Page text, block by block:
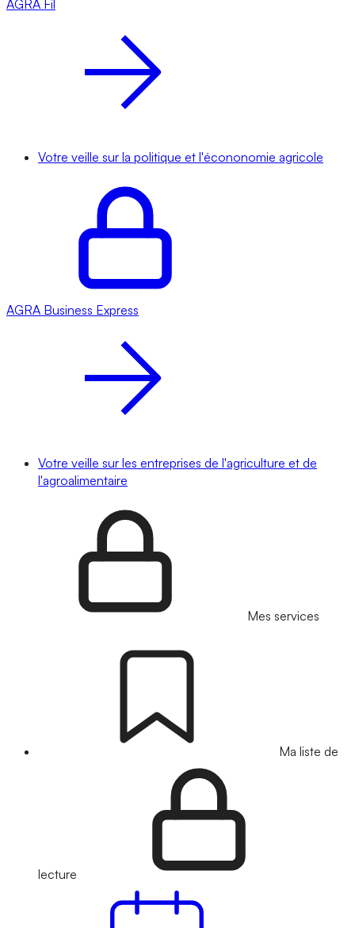
AGRA Fil
Votre veille sur la politique et l'écononomie agricole
AGRA Business Express
Votre veille sur les entreprises de l'agriculture et de
l'agroalimentaire
Mes services
Ma liste de
lecture